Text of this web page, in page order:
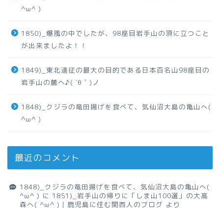
^ω^ )
1850)_爆風の中でしたが、98座目岩手山の頂に立つこと
が出来ましたよ！！
1849)_東北遠征の最大の目的である日本百名山98座目の
岩手山の麓へ♪( ´θ｀)ノ
1848)_クジラの竜田揚げを食べて、気仙沼大島の亀山へ(
^ω^ )
最近のコメント
1848)_クジラの竜田揚げを食べて、気仙沼大島の亀山へ(
^ω^ ) に 1851)_岩手山の帰りに「しま山100選」の大高
森へ( ^ω^ )｜鹿児島に住む関西人のブログ より